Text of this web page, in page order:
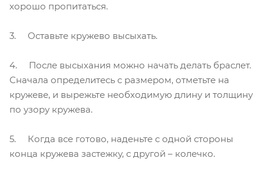
хорошо пропитаться.
3. Оставьте кружево высыхать.
4. После высыхания можно начать делать браслет.
Сначала определитесь с размером, отметьте на
кружеве, и вырежьте необходимую длину и толщину
по узору кружева.
5. Когда все готово, наденьте с одной стороны
конца кружева застежку, с другой – колечко.